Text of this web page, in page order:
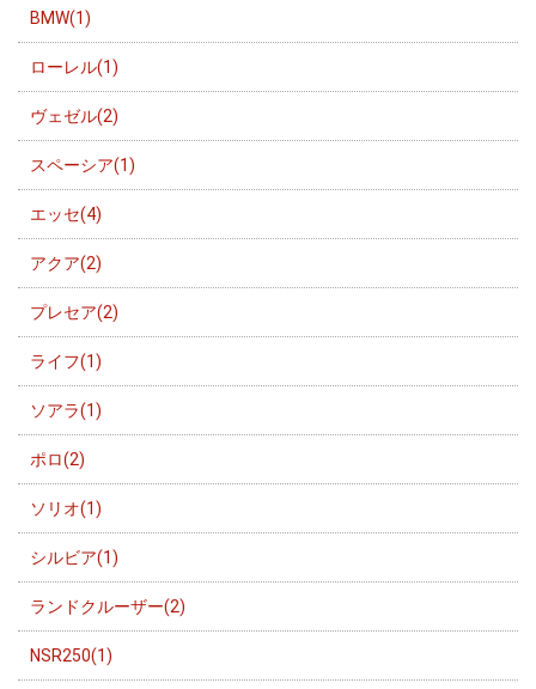
BMW(1)
ローレル(1)
ヴェゼル(2)
スペーシア(1)
エッセ(4)
アクア(2)
プレセア(2)
ライフ(1)
ソアラ(1)
ポロ(2)
ソリオ(1)
シルビア(1)
ランドクルーザー(2)
NSR250(1)